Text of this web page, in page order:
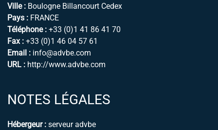
Ville : Boulogne Billancourt Cedex
Pays : FRANCE
Téléphone : +33 (0)1 41 86 41 70
Fax : +33 (0)1 46 04 57 61
Email : info@advbe.com
URL : http://www.advbe.com
NOTES LÉGALES
Hébergeur : serveur advbe